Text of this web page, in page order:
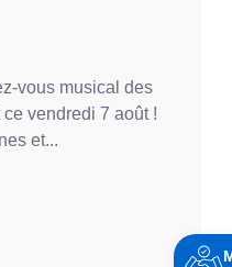
vous musical des
vendredi 7 août !
et...